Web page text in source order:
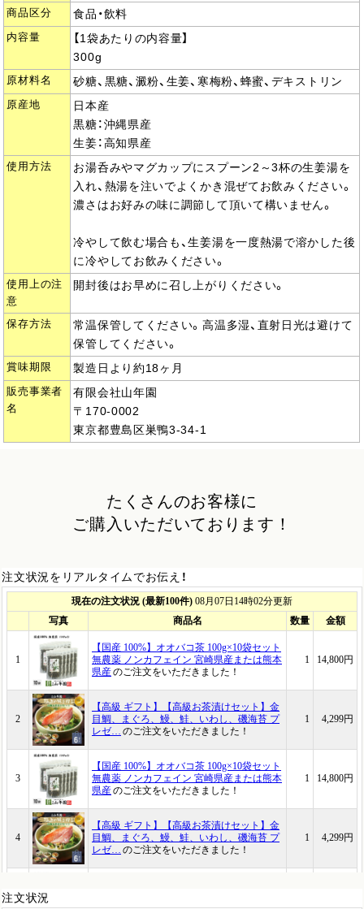
商品区分 食品・飲料
内容量
【1袋あたりの内容量】
300g
原材料名 砂糖、黒糖、澱粉、生姜、寒梅粉、蜂蜜、デキストリン
原産地
日本産
黒糖：沖縄県産
生姜：高知県産
使用方法
お湯呑みやマグカップにスプーン2～3杯の生姜湯を
入れ、熱湯を注いでよくかき混ぜてお飲みください。
濃さはお好みの味に調節して頂いて構いません。
冷やして飲む場合も、生姜湯を一度熱湯で溶かした後
に冷やしてお飲みください。
使用上の注
意
開封後はお早めに召し上がりください。
保存方法
常温保管してください。高温多湿、直射日光は避けて
保管してください。
賞味期限 製造日より約18ヶ月
販売事業者
名
有限会社山年園
〒170-0002
東京都豊島区巣鴨3-34-1
たくさんのお客様に
ご購入いただいております！
注文状況をリアルタイムでお伝え！
注文状況